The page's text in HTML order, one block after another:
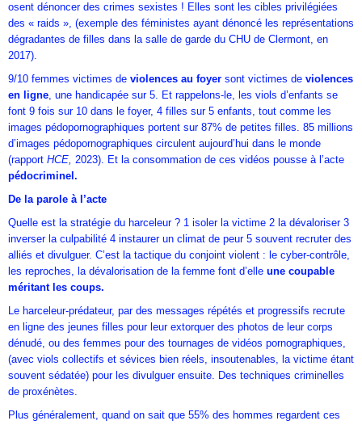
osent dénoncer des crimes sexistes ! Elles sont les cibles privilégiées
des « raids », (exemple des féministes ayant dénoncé les représentations
dégradantes de filles dans la salle de garde du CHU de Clermont, en
2017).
9/10 femmes victimes de violences au foyer sont victimes de violences
en ligne, une handicapée sur 5. Et rappelons-le, les viols d’enfants se
font 9 fois sur 10 dans le foyer, 4 filles sur 5 enfants, tout comme les
images pédopornographiques portent sur 87% de petites filles. 85 millions
d’images pédopornographiques circulent aujourd’hui dans le monde
(rapport HCE, 2023). Et la consommation de ces vidéos pousse à l’acte
pédocriminel.
De la parole à l’acte
Quelle est la stratégie du harceleur ? 1 isoler la victime 2 la dévaloriser 3
inverser la culpabilité 4 instaurer un climat de peur 5 souvent recruter des
alliés et divulguer. C’est la tactique du conjoint violent : le cyber-contrôle,
les reproches, la dévalorisation de la femme font d’elle une coupable
méritant les coups.
Le harceleur-prédateur, par des messages répétés et progressifs recrute
en ligne des jeunes filles pour leur extorquer des photos de leur corps
dénudé, ou des femmes pour des tournages de vidéos pornographiques,
(avec viols collectifs et sévices bien réels, insoutenables, la victime étant
souvent sédatée) pour les divulguer ensuite. Des techniques criminelles
de proxénètes.
Plus généralement, quand on sait que 55% des hommes regardent ces